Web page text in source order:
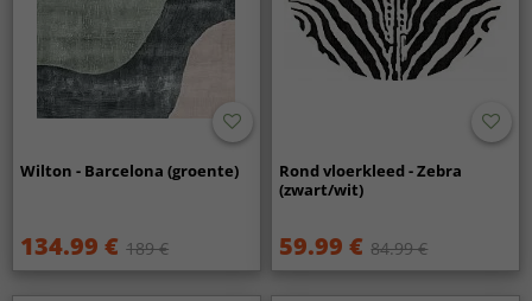
Wilton - Barcelona (groente)
134.99 € 189 €
Rond vloerkleed - Zebra
(zwart/wit)
59.99 € 84.99 €